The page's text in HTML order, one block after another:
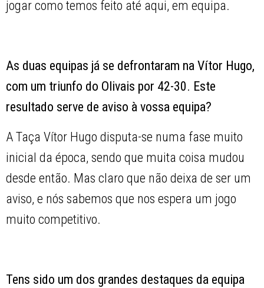
jogar como temos feito até aqui, em equipa.
As duas equipas já se defrontaram na Vítor Hugo,
com um triunfo do Olivais por 42-30. Este
resultado serve de aviso à vossa equipa?
A Taça Vítor Hugo disputa-se numa fase muito
inicial da época, sendo que muita coisa mudou
desde então. Mas claro que não deixa de ser um
aviso, e nós sabemos que nos espera um jogo
muito competitivo.
Tens sido um dos grandes destaques da equipa